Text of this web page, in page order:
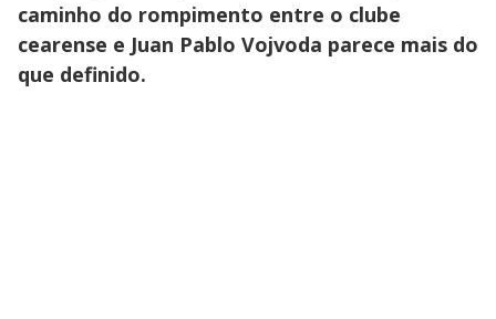
caminho do rompimento entre o clube
cearense e Juan Pablo Vojvoda parece mais do
que definido.